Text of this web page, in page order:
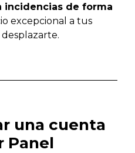
incidencias de forma
excepcional a tus
una cuenta
Panel